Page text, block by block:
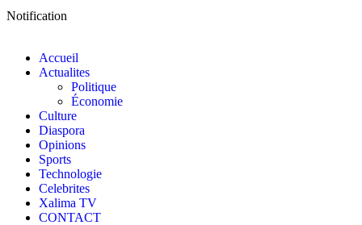
Notification
Accueil
Actualites
Politique
Économie
Culture
Diaspora
Opinions
Sports
Technologie
Celebrites
Xalima TV
CONTACT